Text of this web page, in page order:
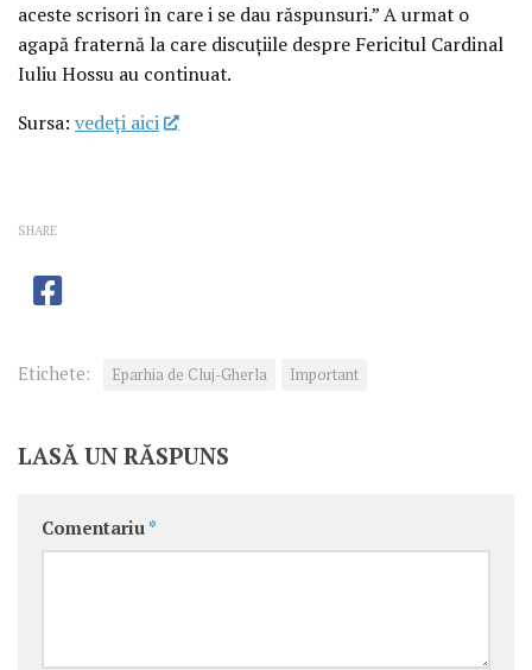
aceste scrisori în care i se dau răspunsuri.” A urmat o
agapă fraternă la care discuțiile despre Fericitul Cardinal
Iuliu Hossu au continuat.
Sursa: vedeţi aici
SHARE
Etichete: Eparhia de Cluj-Gherla Important
LASĂ UN RĂSPUNS
Comentariu *